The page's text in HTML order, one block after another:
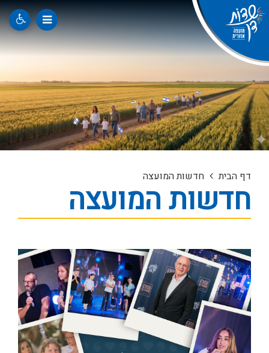
דף הבית חדשות המועצה
חדשות המועצה